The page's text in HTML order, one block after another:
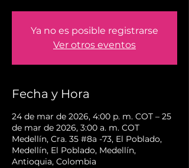
Ya no es posible registrarse
Ver otros eventos
Fecha y Hora
24 de mar de 2026, 4:00 p. m. COT – 25
de mar de 2026, 3:00 a. m. COT
Medellín, Cra. 35 #8a -73, El Poblado,
Medellín, El Poblado, Medellín,
Antioquia, Colombia